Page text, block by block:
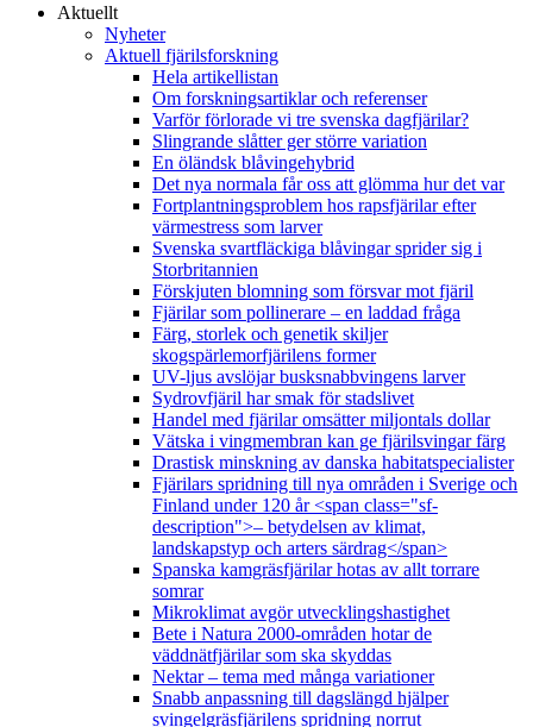
Aktuellt
Nyheter
Aktuell fjärilsforskning
Hela artikellistan
Om forskningsartiklar och referenser
Varför förlorade vi tre svenska dagfjärilar?
Slingrande slåtter ger större variation
En öländsk blåvingehybrid
Det nya normala får oss att glömma hur det var
Fortplantningsproblem hos rapsfjärilar efter
värmestress som larver
Svenska svartfläckiga blåvingar sprider sig i
Storbritannien
Förskjuten blomning som försvar mot fjäril
Fjärilar som pollinerare – en laddad fråga
Färg, storlek och genetik skiljer
skogspärlemorfjärilens former
UV-ljus avslöjar busksnabbvingens larver
Sydrovfjäril har smak för stadslivet
Handel med fjärilar omsätter miljontals dollar
Vätska i vingmembran kan ge fjärilsvingar färg
Drastisk minskning av danska habitatspecialister
Fjärilars spridning till nya områden i Sverige och
Finland under 120 år <span class="sf-
description">– betydelsen av klimat,
landskapstyp och arters särdrag</span>
Spanska kamgräsfjärilar hotas av allt torrare
somrar
Mikroklimat avgör utvecklingshastighet
Bete i Natura 2000-områden hotar de
väddnätfjärilar som ska skyddas
Nektar – tema med många variationer
Snabb anpassning till dagslängd hjälper
svingelgräsfjärilens spridning norrut